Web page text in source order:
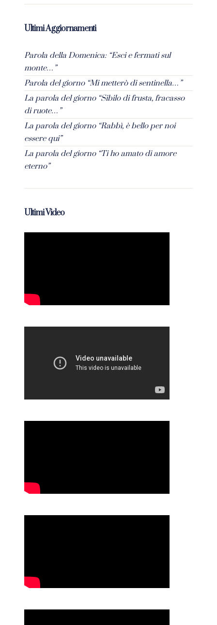
Ultimi Aggiornamenti
Parola della Domenica: “Esci e fermati sul
monte…”
Parola del giorno “Mi metterò di sentinella…”
La parola del giorno “Sibilo di frusta, fracasso
di ruote…”
La parola del giorno “Rabbì, è bello per noi
essere qui”
La parola del giorno “Ti ho amato di amore
eterno”
Ultimi Video